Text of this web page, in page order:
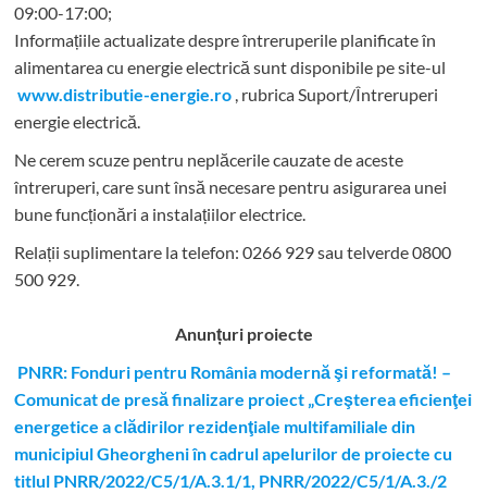
09:00-17:00;
Informațiile actualizate despre întreruperile planificate în
alimentarea cu energie electrică sunt disponibile pe site-ul
www.distributie-energie.ro , rubrica Suport/Întreruperi
energie electrică.
Ne cerem scuze pentru neplăcerile cauzate de aceste
întreruperi, care sunt însă necesare pentru asigurarea unei
bune funcționări a instalațiilor electrice.
Relații suplimentare la telefon: 0266 929 sau telverde 0800
500 929.
Anunțuri proiecte
PNRR: Fonduri pentru România modernă şi reformată! –
Comunicat de presă finalizare proiect „Creşterea eficienţei
energetice a clădirilor rezidenţiale multifamiliale din
municipiul Gheorgheni în cadrul apelurilor de proiecte cu
titlul PNRR/2022/C5/1/A.3.1/1, PNRR/2022/C5/1/A.3./2